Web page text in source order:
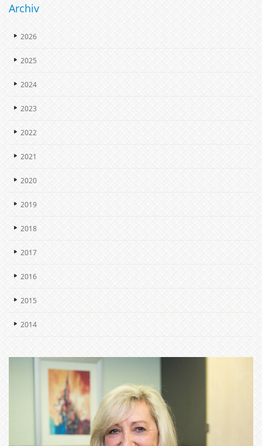
Archiv
2026
2025
2024
2023
2022
2021
2020
2019
2018
2017
2016
2015
2014